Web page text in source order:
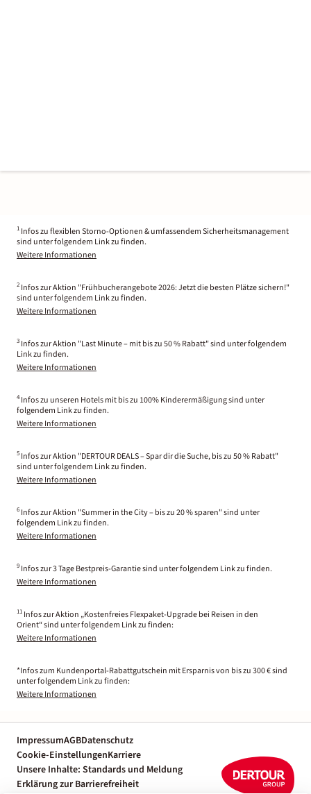
1 Infos zu flexiblen Storno-Optionen & umfassendem Sicherheitsmanagement
sind unter folgendem Link zu finden.
Weitere Informationen
2 Infos zur Aktion "Frühbucherangebote 2026: Jetzt die besten Plätze sichern!"
sind unter folgendem Link zu finden.
Weitere Informationen
3 Infos zur Aktion "Last Minute – mit bis zu 50 % Rabatt" sind unter folgendem
Link zu finden.
Weitere Informationen
4 Infos zu unseren Hotels mit bis zu 100% Kinderermäßigung sind unter
folgendem Link zu finden.
Weitere Informationen
5 Infos zur Aktion "DERTOUR DEALS – Spar dir die Suche, bis zu 50 % Rabatt"
sind unter folgendem Link zu finden.
Weitere Informationen
6 Infos zur Aktion "Summer in the City – bis zu 20 % sparen" sind unter
folgendem Link zu finden.
Weitere Informationen
9 Infos zur 3 Tage Bestpreis-Garantie sind unter folgendem Link zu finden.
Weitere Informationen
11 Infos zur Aktion „Kostenfreies Flexpaket-Upgrade bei Reisen in den
Orient“ sind unter folgendem Link zu finden:
Weitere Informationen
*Infos zum Kundenportal-Rabattgutschein mit Ersparnis von bis zu 300 € sind
unter folgendem Link zu finden:
Weitere Informationen
ImpressumAGBDatenschutz
Cookie-EinstellungenKarriere
Unsere Inhalte: Standards und Meldung
Erklärung zur Barrierefreiheit